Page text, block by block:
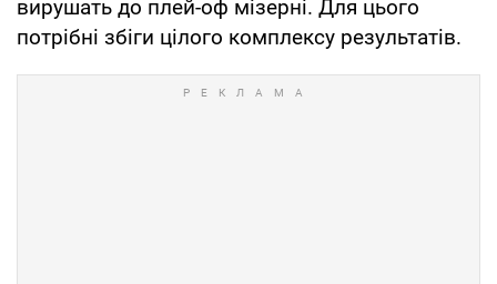
вирушать до плей-оф мізерні. Для цього
потрібні збіги цілого комплексу результатів.